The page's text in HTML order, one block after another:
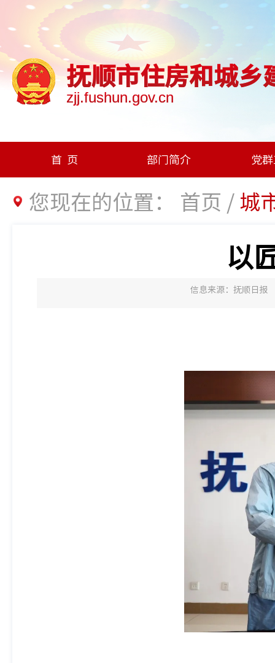
抚顺市住房和城乡
zjj.fushun.gov.cn
首页 部门简介 党
您现在的位置： 首页 /城
以
信息来源：抚顺日报